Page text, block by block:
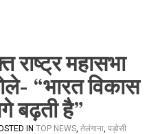
महासभा
“भारत विकास
बढ़ती है”
IN TOP NEWS, तेलंगाना, पड़ोसी